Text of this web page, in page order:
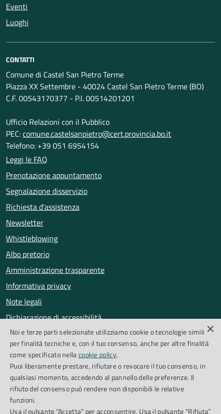
Eventi
Luoghi
CONTATTI
Comune di Castel San Pietro Terme
Piazza XX Settembre - 40024 Castel San Pietro Terme (BO)
C.F. 00543170377 - P.I. 00514201201
Ufficio Relazioni con il Pubblico
PEC:comune.castelsanpietro@cert.provincia.bo.it
Telefono: +39 051 6954154
Leggi le FAQ
Prenotazione appuntamento
Segnalazione disservizio
Richiesta d'assistenza
Newsletter
Whistleblowing
Albo pretorio
Amministrazione trasparente
Informativa privacy
Note legali
Dichiarazione di accessibilità
Obiettivi di accessibilità
Segnalazioni accessibilità
SEGUICI SU
Facebook
×
Noi e terze parti selezionate utilizziamo cookie o tecnologie simili
per finalità tecniche e, con il tuo consenso, anche per altre finalità
come specificato nellacookie policy.
Puoi liberamente prestare, rifiutare o revocare il tuo consenso, in
qualsiasi momento, accedendo al pannello delle preferenze. Il
rifiuto del consenso può rendere non disponibili le relative
funzioni.
Usa il pulsante “Accetta” per acconsentire. Usa il pulsante “Rifiuta”